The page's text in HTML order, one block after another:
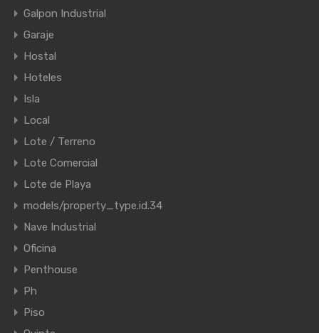
Galpon Industrial
Garaje
Hostal
Hoteles
Isla
Local
Lote / Terreno
Lote Comercial
Lote de Playa
models/property_type.id.34
Nave Industrial
Oficina
Penthouse
Ph
Piso